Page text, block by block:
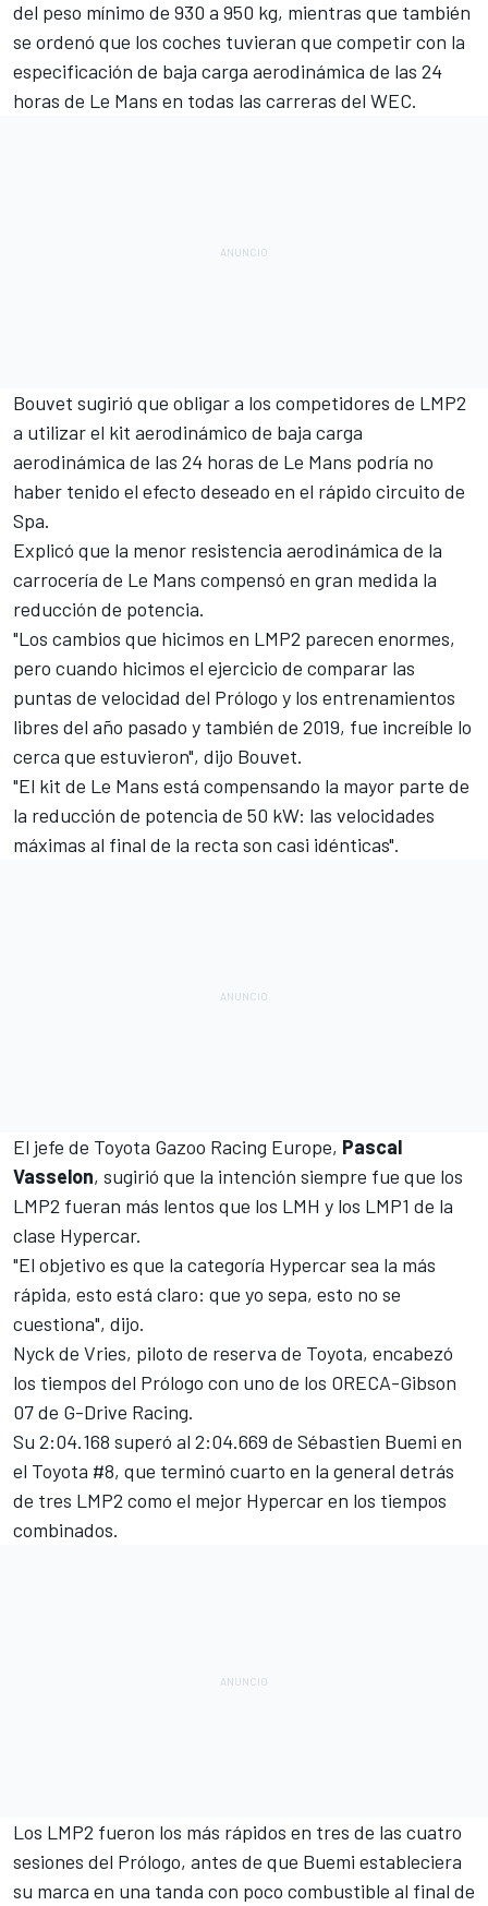
del peso mínimo de 930 a 950 kg, mientras que también
se ordenó que los coches tuvieran que competir con la
especificación de baja carga aerodinámica de las 24
horas de Le Mans en todas las carreras del WEC.
Bouvet sugirió que obligar a los competidores de LMP2
a utilizar el kit aerodinámico de baja carga
aerodinámica de las 24 horas de Le Mans podría no
haber tenido el efecto deseado en el rápido circuito de
Spa.
Explicó que la menor resistencia aerodinámica de la
carrocería de Le Mans compensó en gran medida la
reducción de potencia.
"Los cambios que hicimos en LMP2 parecen enormes,
pero cuando hicimos el ejercicio de comparar las
puntas de velocidad del Prólogo y los entrenamientos
libres del año pasado y también de 2019, fue increíble lo
cerca que estuvieron", dijo Bouvet.
"El kit de Le Mans está compensando la mayor parte de
la reducción de potencia de 50 kW: las velocidades
máximas al final de la recta son casi idénticas".
El jefe de Toyota Gazoo Racing Europe, Pascal
Vasselon, sugirió que la intención siempre fue que los
LMP2 fueran más lentos que los LMH y los LMP1 de la
clase Hypercar.
"El objetivo es que la categoría Hypercar sea la más
rápida, esto está claro: que yo sepa, esto no se
cuestiona", dijo.
Nyck de Vries, piloto de reserva de Toyota, encabezó
los tiempos del Prólogo con uno de los ORECA-Gibson
07 de G-Drive Racing.
Su 2:04.168 superó al 2:04.669 de Sébastien Buemi en
el Toyota #8, que terminó cuarto en la general detrás
de tres LMP2 como el mejor Hypercar en los tiempos
combinados.
Los LMP2 fueron los más rápidos en tres de las cuatro
sesiones del Prólogo, antes de que Buemi estableciera
su marca en una tanda con poco combustible al final de